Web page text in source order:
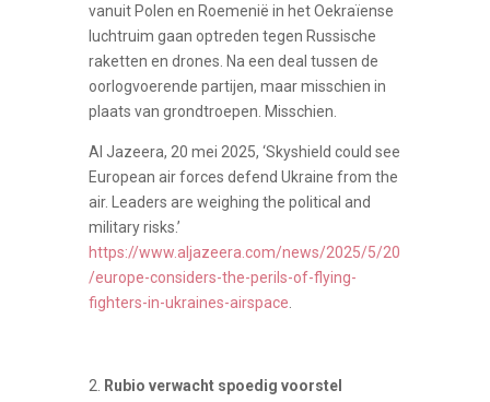
vanuit Polen en Roemenië in het Oekraïense
luchtruim gaan optreden tegen Russische
raketten en drones. Na een deal tussen de
oorlogvoerende partijen, maar misschien in
plaats van grondtroepen. Misschien.
Al Jazeera, 20 mei 2025, ‘Skyshield could see
European air forces defend Ukraine from the
air. Leaders are weighing the political and
military risks.’
https://www.aljazeera.com/news/2025/5/20
/europe-considers-the-perils-of-flying-
fighters-in-ukraines-airspace
Rubio verwacht spoedig voorstel